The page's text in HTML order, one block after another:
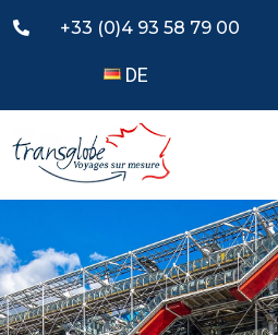
+33 (0)4 93 58 79 00
DE